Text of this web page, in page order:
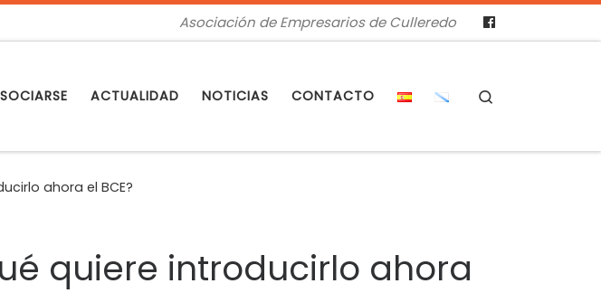
Asociación de Empresarios de Culleredo
ACTUALIDAD NOTICIAS CONTACTO
ahora el BCE?
quiere introducirlo ahora